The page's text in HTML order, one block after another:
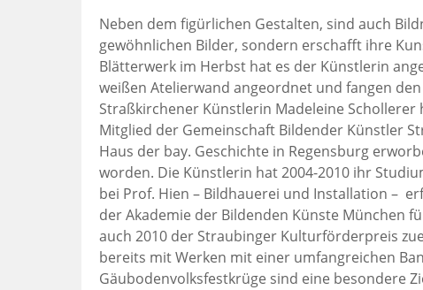
Neben dem figürlichen Gestalten, sind auch
gewöhnlichen Bilder, sondern erschafft ihre
Blätterwerk im Herbst hat es der Künstlerin
weißen Atelierwand angeordnet und fangen
Straßkirchener Künstlerin Madeleine
Mitglied der Gemeinschaft Bildender Künstler
Haus der bay. Geschichte in Regensburg
worden. Die Künstlerin hat 2004-2010 ihr
bei Prof. Hien – Bildhauerei und Installation –
der Akademie der Bildenden Künste München
auch 2010 der Straubinger Kulturförderpreis
bereits mit Werken mit einer umfangreichen
Gäubodenvolksfestkrüge sind eine besondere